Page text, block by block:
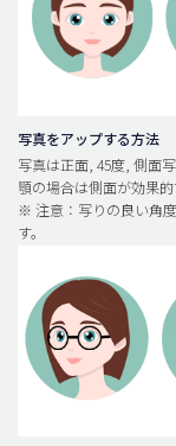
idリアルストーリー
idニュース
安全整形
料金一覧
ご相談のお問い合わせ
写真をアップする方法
写真は正面, 45度, 側面
顎の場合は側面が効果的
※ 注意：写りの良い角
す。